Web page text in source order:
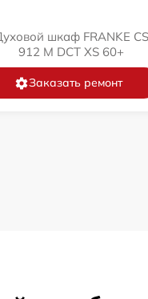
шкаф FRANKE
912 M DCT XS 60+
Заказать ремонт